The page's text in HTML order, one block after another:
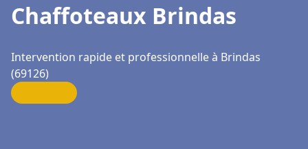
Chaffoteaux Brindas
Intervention rapide et professionnelle à Brindas
(69126)